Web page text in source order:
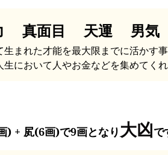
真面目 天運 男
生まれた才能を最大限までに活かす
生において人やお金などを集めてくれ
) + 㞍(6画)で9画となり 大凶で